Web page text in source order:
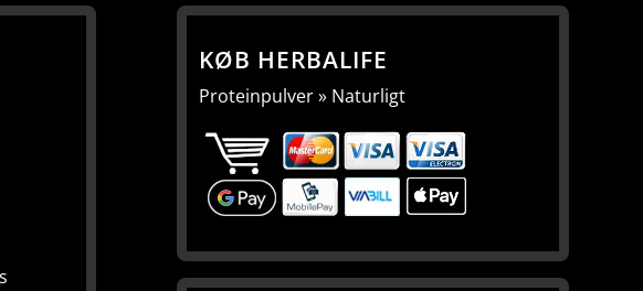
KØB HERBALIFE
Proteinpulver » Naturligt